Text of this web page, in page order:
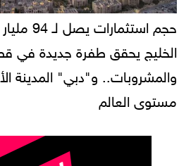
الخليج يحقق طفرة جديدة في
والمشروبات.. و"دبي" المدينة
مستوى العالم